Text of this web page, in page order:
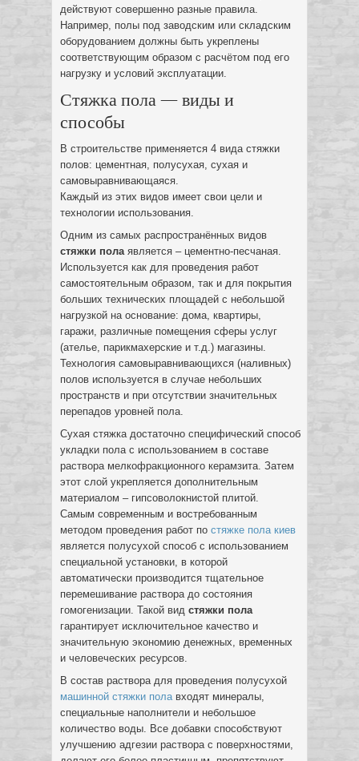
действуют совершенно разные правила.
Например, полы под заводским или складским
оборудованием должны быть укреплены
соответствующим образом с расчётом под его
нагрузку и условий эксплуатации.
Стяжка пола — виды и
способы
В строительстве применяется 4 вида стяжки
полов: цементная, полусухая, сухая и
самовыравнивающаяся.
Каждый из этих видов имеет свои цели и
технологии использования.
Одним из самых распространённых видов
стяжки полаявляется – цементно-песчаная.
Используется как для проведения работ
самостоятельным образом, так и для покрытия
больших технических площадей с небольшой
нагрузкой на основание: дома, квартиры,
гаражи, различные помещения сферы услуг
(ателье, парикмахерские и т.д.) магазины.
Технология самовыравнивающихся (наливных)
полов используется в случае небольших
пространств и при отсутствии значительных
перепадов уровней пола.
Сухая стяжка достаточно специфический способ
укладки пола с использованием в составе
раствора мелкофракционного керамзита. Затем
этот слой укрепляется дополнительным
материалом – гипсоволокнистой плитой.
Самым современным и востребованным
методом проведения работ по стяжке пола киев
является полусухой способ с использованием
специальной установки, в которой
автоматически производится тщательное
перемешивание раствора до состояния
гомогенизации. Такой вид стяжки пола
гарантирует исключительное качество и
значительную экономию денежных, временных
и человеческих ресурсов.
В состав раствора для проведения полусухой
машинной стяжки полавходят минералы,
специальные наполнители и небольшое
количество воды. Все добавки способствуют
улучшению адгезии раствора с поверхностями,